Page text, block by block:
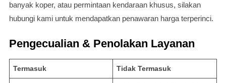
banyak koper, atau permintaan kendaraan khusus, silakan
hubungi kami untuk mendapatkan penawaran harga terperinci.
Pengecualian & Penolakan Layanan
Termasuk Tidak Termasuk